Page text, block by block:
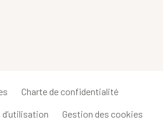
Charte de confidentialité
Gestion des cookies